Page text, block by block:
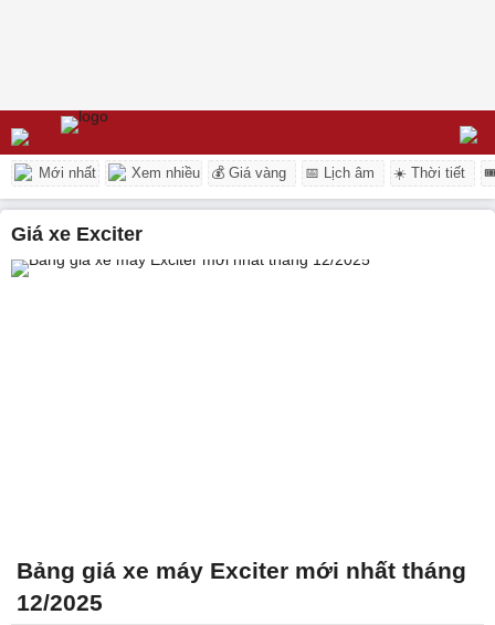
Mới nhất Xem nhiều 💰 Giá vàng 📅 Lịch âm ☀️ Thời tiết
giá xe Exciter
Bảng giá xe máy Exciter mới nhất tháng
12/2025